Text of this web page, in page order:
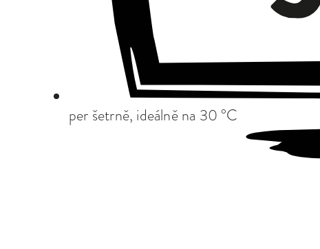
per šetrně, ideálně na 30 °C